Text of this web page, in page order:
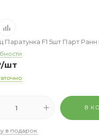
Паратунка F1 5шт Парт
/шт
В
в подарок